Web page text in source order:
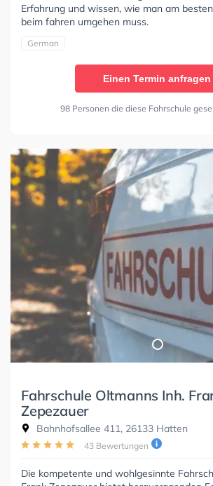
Erfahrung und wissen, wie man am
beim fahren umgehen muss.
German
Einen Termin anfragen
98 Personen die diese Fahrschule
Fahrschule Oltmanns Inh.
Zepezauer
Bahnhofsallee 411, 26133 Hatten
43 Bewertungen
Die kompetente und wohlgesinnte